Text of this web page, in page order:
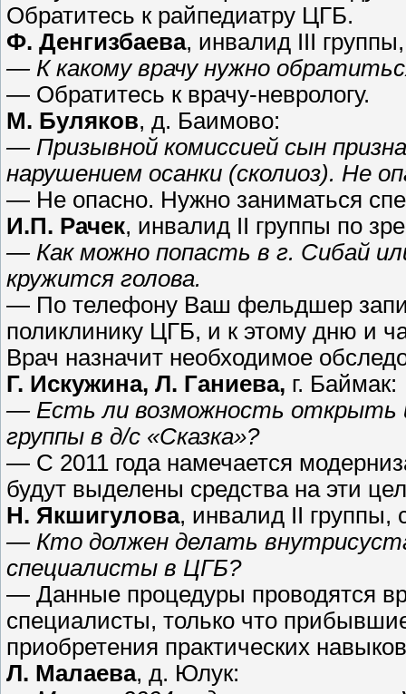
Обратитесь к райпедиатру ЦГБ.
Ф. Денгизбаева, инвалид III
— К какому врачу нужно
— Обратитесь к врачу-неврологу.
М. Буляков, д. Баимово:
— Призывной комиссией сын
нарушением осанки (сколиоз). Не
— Не опасно. Нужно заниматься
И.П. Рачек, инвалид II группы по
— Как можно попасть в г. Сибай
кружится голова.
— По телефону Ваш фельдшер
поликлинику ЦГБ, и к этому дню и
Врач назначит необходимое
Г. Искужина, Л. Ганиева, г. Баймак:
— Есть ли возможность открыть
группы в д/с «Сказка»?
— С 2011 года намечается
будут выделены средства на эти
Н. Якшигулова, инвалид II группы,
— Кто должен делать
специалисты в ЦГБ?
— Данные процедуры проводятся
специалисты, только что
приобретения практических
Л. Малаева, д. Юлук: